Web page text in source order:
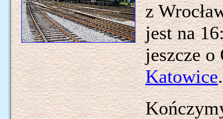
z
jest na
jeszcze o
Katowice.